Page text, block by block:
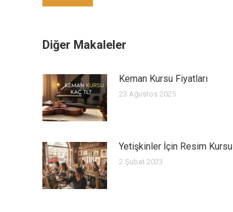
Diğer Makaleler
Keman Kursu Fiyatları
23 Ağustos 2025
Yetişkinler İçin Resim Kursu
2 Şubat 2023